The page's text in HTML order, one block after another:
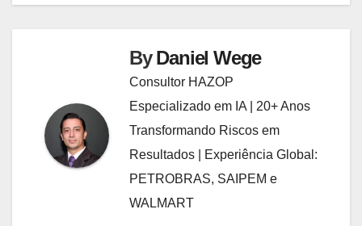
ByDaniel Wege
Consultor HAZOP
Especializado em IA | 20+ Anos
Transformando Riscos em
Resultados | Experiência Global:
PETROBRAS, SAIPEM e
WALMART